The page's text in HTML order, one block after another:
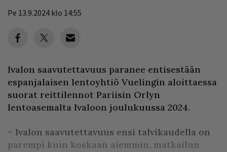
Pe 13.9.2024 klo 14:55
Ivalon saavutettavuus paranee entisestään
espanjalaisen lentoyhtiö Vuelingin aloittaessa
suorat reittilennot Pariisin Orlyn
lentoasemalta Ivaloon joulukuussa 2024.
− Ivalon saavutettavuus ensi talvikaudella on
parempi kuin koskaan aiemmin, matkailun